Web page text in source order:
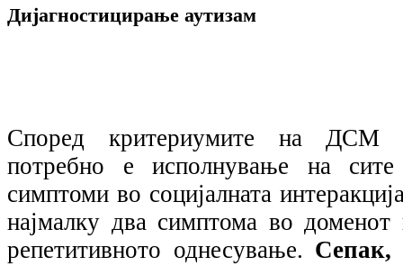
Дијагностицирање аутизам
Според критериумите на ДСМ
потребно е исполнување на
симптоми во социјалната
најмалку два симптома во доменот
репетитивното однесување. Сепак,